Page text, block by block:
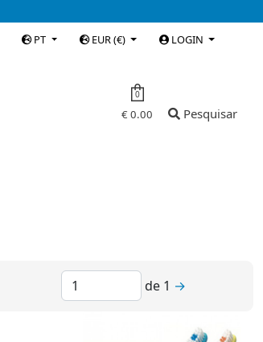
PT EUR (€) LOGIN
0
€ 0.00 Pesquisar
de 1 →